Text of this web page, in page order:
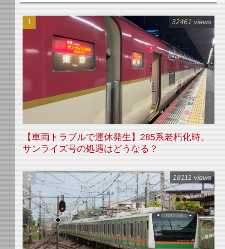
【車両トラブルで運休発生】285系老朽化時、
サンライズ号の処遇はどうなる？
32461 views
18111 views